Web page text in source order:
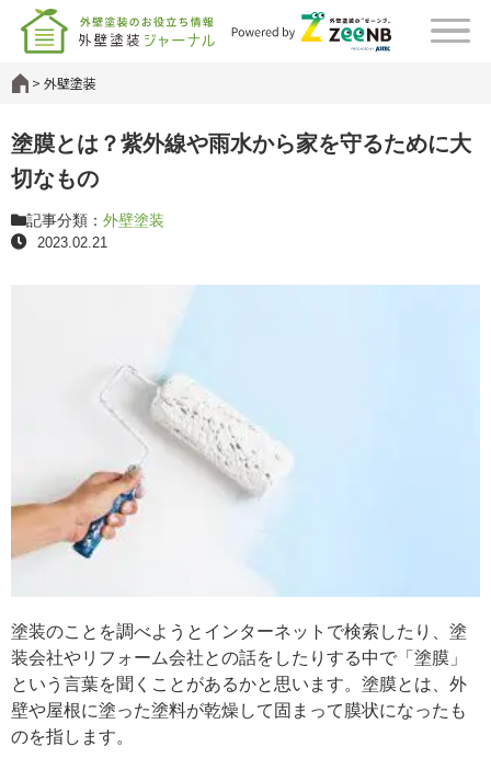
外壁塗装
塗膜とは？紫外線や雨水から家を守るために大
切なもの
記事分類： 外壁塗装
2023.02.21
塗装のことを調べようとインターネットで検索したり、塗
装会社やリフォーム会社との話をしたりする中で「塗膜」
という言葉を聞くことがあるかと思います。塗膜とは、外
壁や屋根に塗った塗料が乾燥して固まって膜状になったも
のを指します。